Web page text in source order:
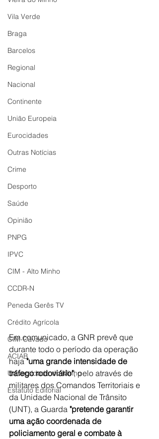
Vila Verde
Braga
Barcelos
Regional
Nacional
Continente
União Europeia
Eurocidades
Outras Notícias
Crime
Desporto
Saúde
Opinião
PNPG
IPVC
CIM - Alto Minho
CCDR-N
Peneda Gerês TV
Crédito Agrícola
CIM-Cávado
ACIAB
Universidade do Minho
Estatuto Editorial
Em comunicado, a GNR prevê que
durante todo o período da operação
haja "uma grande intensidade de
tráfego rodoviário", pelo através de
militares dos Comandos Territoriais e
da Unidade Nacional de Trânsito
(UNT), a Guarda "pretende garantir
uma ação coordenada de
policiamento geral e combate à